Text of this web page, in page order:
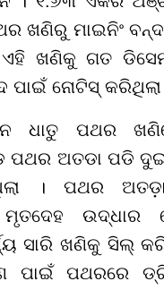
ଖଣିରୁ ମାଇନିଂ
ଏହି ଖଣିକୁ ଗତ
ପାଇଁ ନୋଟିସ୍
ଧାତୁ ପଥର
ପଥର ଅତଡା ପଡି
। ପଥର
ଉଦ୍ଧାର
ସାରି ଖଣିକୁ ସିଲ୍
ପାଇଁ ପଥରରେ